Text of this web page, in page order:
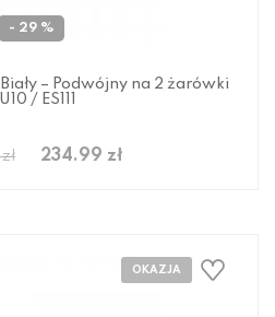
- 29 %
– Podwójny na 2 żarówki
/ ES111
234.99 zł